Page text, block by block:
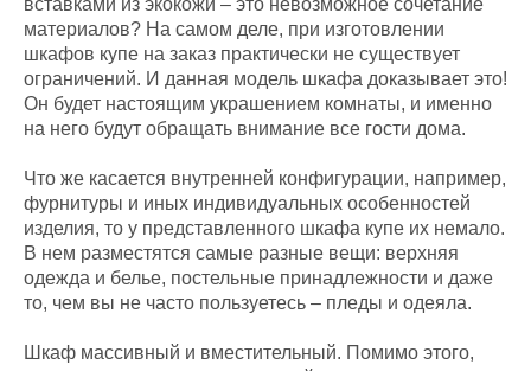
вставками из экокожи – это невозможное сочетание
материалов? На самом деле, при изготовлении
шкафов купе на заказ практически не существует
ограничений. И данная модель шкафа доказывает это!
Он будет настоящим украшением комнаты, и именно
на него будут обращать внимание все гости дома.
Что же касается внутренней конфигурации, например,
фурнитуры и иных индивидуальных особенностей
изделия, то у представленного шкафа купе их немало.
В нем разместятся самые разные вещи: верхняя
одежда и белье, постельные принадлежности и даже
то, чем вы не часто пользуетесь – пледы и одеяла.
Шкаф массивный и вместительный. Помимо этого,